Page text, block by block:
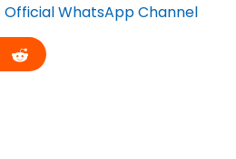
Official WhatsApp Channel